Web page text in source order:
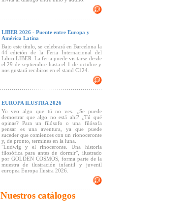
LIBER 2026 - Puente entre Europa y
América Latina
Bajo este título, se celebrará en Barcelona la
44 edición de la Feria Internacional del
Libro LIBER. La feria puede visitarse desde
el 29 de septiembre hasta el 1 de octubre y
nos gustará recibiros en el stand C124.
EUROPA ILUSTRA 2026
Yo veo algo que tú no ves. ¿Se puede
demostrar que algo no está ahí? ¿Tú qué
opinas? Para un filósofo o una filósofa
pensar es una aventura, ya que puede
suceder que comiences con un rionoceronte
y, de pronto, termines en la luna.
"Ludwig y el rinoceronte. Una historia
filosófica para antes de dormir", ilustrado
por GOLDEN COSMOS, forma parte de la
muestra de ilustración infantil y juvenil
europea Europa Ilustra 2026.
Nuestros catálogos